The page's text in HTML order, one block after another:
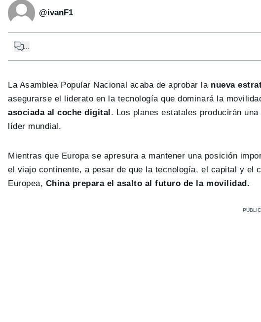
@ivanF1
La Asamblea Popular Nacional acaba de aprobar lanueva
asegurarse el liderato en la tecnología que dominará la
asociada al coche digital. Los planes estatales producirán
líder mundial.
Mientras que Europa se apresura a mantener una posición
el viajo continente, a pesar de que la tecnología, el capital y el
Europea, China prepara el asalto al futuro de la movilidad.